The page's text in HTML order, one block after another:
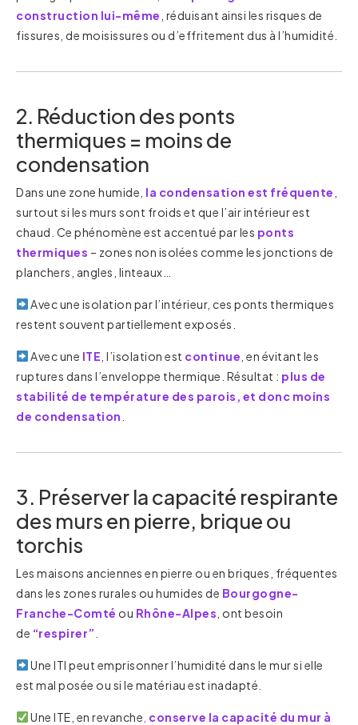
construction lui-même , réduisant ainsi les risques de
fissures, de moisissures ou d’effritement dus à l’humidité.
2. Réduction des ponts
thermiques = moins de
condensation
Dans une zone humide, la condensation est fréquente
surtout si les murs sont froids et que l’air intérieur est
chaud. Ce phénomène est accentué par les ponts
thermiques – zones non isolées comme les jonctions de
planchers, angles, linteaux…
Avec une isolation par l’intérieur, ces ponts thermiques
restent souvent partiellement exposés.
Avec une ITE , l’isolation est continue , en évitant les
ruptures dans l’enveloppe thermique. Résultat : plus de
stabilité de température des parois, et donc moins
de condensation
3. Préserver la capacité respirante
des murs en pierre, brique ou
torchis
Les maisons anciennes en pierre ou en briques, fréquentes
dans les zones rurales ou humides de Bourgogne-
Franche-Comté ou Rhône-Alpes , ont besoin
de “respirer”
Une ITI peut emprisonner l’humidité dans le mur si elle
est mal posée ou si le matériau est inadapté.
Une ITE, en revanche conserve la capacité du mur à